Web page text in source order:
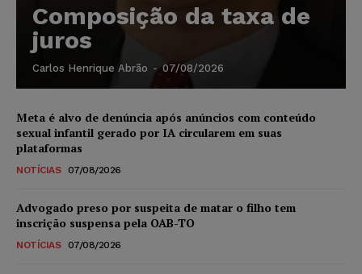
Composição da taxa de
juros
Carlos Henrique Abrão - 07/08/2026
Meta é alvo de denúncia após anúncios com conteúdo
sexual infantil gerado por IA circularem em suas
plataformas
NOTÍCIAS 07/08/2026
Advogado preso por suspeita de matar o filho tem
inscrição suspensa pela OAB-TO
NOTÍCIAS 07/08/2026